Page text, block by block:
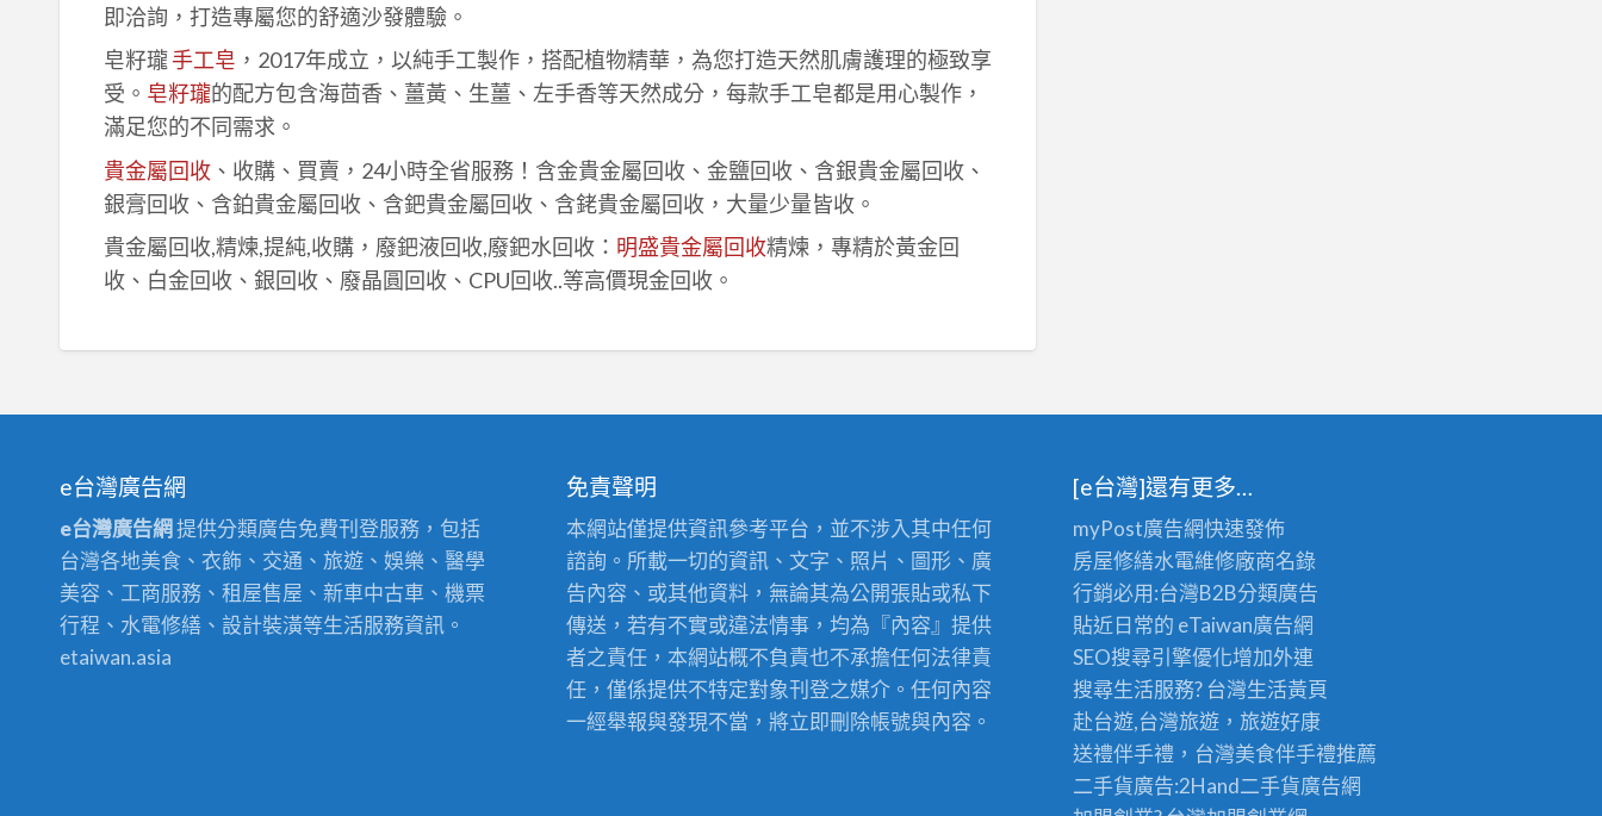
即洽詢，打造專屬您的舒適沙發體驗。
皂籽瓏手工皂 ，2017年成立，以純手工製作，搭配植物精華，為您打造天然肌膚護理的極致享
受。 皂籽瓏的配方包含海茴香、薑黃、生薑、左手香等天然成分，每款手工皂都是用心製作，
滿足您的不同需求。
貴金屬回收、收購、買賣，24小時全省服務！含金貴金屬回收、金鹽回收、含銀貴金屬回收、
銀膏回收、含鉑貴金屬回收、含鈀貴金屬回收、含銠貴金屬回收，大量少量皆收。
貴金屬回收,精煉,提純,收購，廢鈀液回收,廢鈀水回收： 明盛貴金屬回收精煉，專精於黃金回
收、白金回收、銀回收、廢晶圓回收、CPU回收..等高價現金回收。
e台灣廣告網
e台灣廣告網 提供分類廣告免費刊登服務，包括
台灣各地美食、衣飾、交通、旅遊、娛樂、醫學
美容、工商服務、租屋售屋、新車中古車、機票
行程、水電修繕、設計裝潢等生活服務資訊。
etaiwan.asia
免責聲明
本網站僅提供資訊參考平台，並不涉入其中任何
諮詢。所載一切的資訊、文字、照片、圖形、廣
告內容、或其他資料，無論其為公開張貼或私下
傳送，若有不實或違法情事，均為『內容』提供
者之責任，本網站概不負責也不承擔任何法律責
任，僅係提供不特定對象刊登之媒介。任何內容
一經舉報與發現不當，將立即刪除帳號與內容。
[e台灣]還有更多…
myPost廣告網快速發佈
房屋修繕水電維修廠商名錄
行銷必用:台灣B2B分類廣告
貼近日常的 eTaiwan廣告網
SEO搜尋引擎優化增加外連
搜尋生活服務? 台灣生活黃頁
赴台遊,台灣旅遊 ，旅遊好康
送禮伴手禮，台灣美食伴手禮推薦
二手貨廣告:2Hand二手貨廣告網